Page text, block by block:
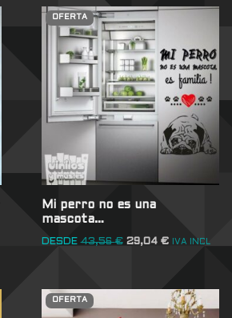
OFERTA
Mi perro no es una
mascota…
DESDE 43,56€ 29,04 € IVA INCL
OFERTA